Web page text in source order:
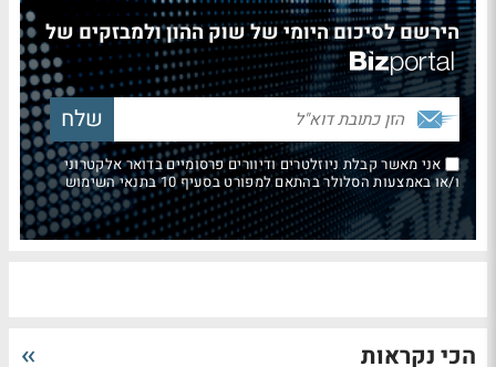
הירשם לסיכום היומי של שוק ההון ולמבזקים של
אני מאשר קבלת ניוזלטרים ודיוורים פרסומיים בדואר אלקטרוני
ו/או באמצעות הסלולר בהתאם למפורט בסעיף 10 בתנאי השימוש
הכי נקראות